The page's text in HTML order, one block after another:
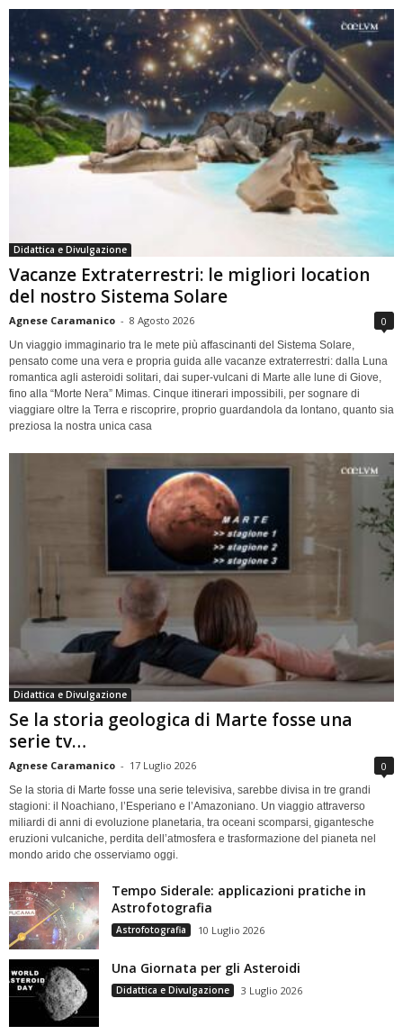
Didattica e Divulgazione
Vacanze Extraterrestri: le migliori location
del nostro Sistema Solare
Agnese Caramanico - 8 Agosto 2026 0
Un viaggio immaginario tra le mete più affascinanti del Sistema Solare,
pensato come una vera e propria guida alle vacanze extraterrestri: dalla Luna
romantica agli asteroidi solitari, dai super-vulcani di Marte alle lune di Giove,
fino alla “Morte Nera” Mimas. Cinque itinerari impossibili, per sognare di
viaggiare oltre la Terra e riscoprire, proprio guardandola da lontano, quanto sia
preziosa la nostra unica casa
Didattica e Divulgazione
Se la storia geologica di Marte fosse una
serie tv…
Agnese Caramanico - 17 Luglio 2026 0
Se la storia di Marte fosse una serie televisiva, sarebbe divisa in tre grandi
stagioni: il Noachiano, l’Esperiano e l’Amazoniano. Un viaggio attraverso
miliardi di anni di evoluzione planetaria, tra oceani scomparsi, gigantesche
eruzioni vulcaniche, perdita dell’atmosfera e trasformazione del pianeta nel
mondo arido che osserviamo oggi.
Tempo Siderale: applicazioni pratiche in
Astrofotografia
Astrofotografia 10 Luglio 2026
Una Giornata per gli Asteroidi
Didattica e Divulgazione 3 Luglio 2026